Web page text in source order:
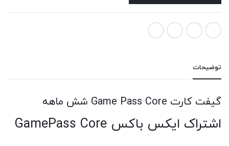
توضیحات
گیفت کارت Game Pass Core شش ماهه
اشتراک ایکس باکس GamePass Core